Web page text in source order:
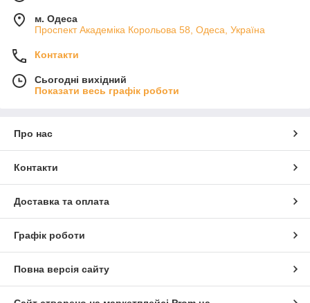
м. Одеса
Проспект Академіка Корольова 58, Одеса, Україна
Контакти
Сьогодні вихідний
Показати весь графік роботи
Про нас
Контакти
Доставка та оплата
Графік роботи
Повна версія сайту